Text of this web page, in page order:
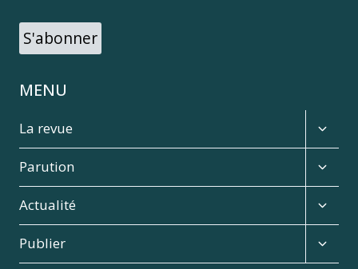
S'abonner
MENU
La revue
child
menu
Parution
child
menu
Actualité
child
menu
Publier
child